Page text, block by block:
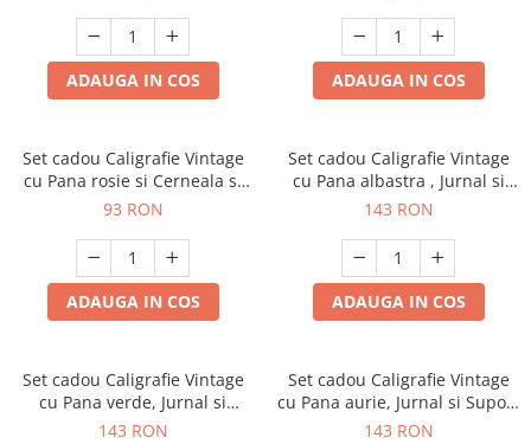
ADAUGA IN COS ADAUGA IN COS
Set cadou Caligrafie Vintage
cu Pana rosie si Cerneala si
Accesorii, 7 piese
93 RON
ADAUGA IN COS
Set cadou Caligrafie Vintage
cu Pana albastra , Jurnal si
Suport pentru stilou, 9 piese
143 RON
ADAUGA IN COS
Set cadou Caligrafie Vintage
cu Pana verde, Jurnal si
Suport pentru stilou, 9 piese
143 RON
Set cadou Caligrafie Vintage
cu Pana aurie, Jurnal si Suport
pentru stilou, 9 piese
143 RON